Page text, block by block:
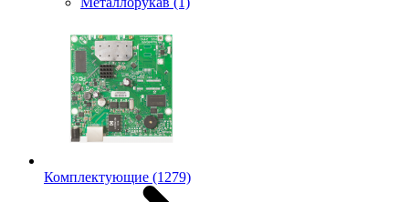
Комплектующие (1279)